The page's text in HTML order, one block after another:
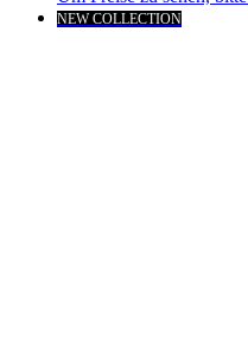
NEW COLLECTION